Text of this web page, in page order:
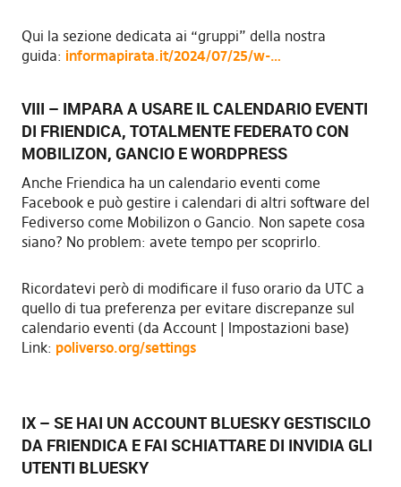
Qui la sezione dedicata ai “gruppi” della nostra
guida: informapirata.it/2024/07/25/w-…
VIII – IMPARA A USARE IL CALENDARIO EVENTI
DI FRIENDICA, TOTALMENTE FEDERATO CON
MOBILIZON, GANCIO E WORDPRESS
Anche Friendica ha un calendario eventi come
Facebook e può gestire i calendari di altri software del
Fediverso come Mobilizon o Gancio. Non sapete cosa
siano? No problem: avete tempo per scoprirlo.
Ricordatevi però di modificare il fuso orario da UTC a
quello di tua preferenza per evitare discrepanze sul
calendario eventi (da Account | Impostazioni base)
Link: poliverso.org/settings
IX – SE HAI UN ACCOUNT BLUESKY GESTISCILO
DA FRIENDICA E FAI SCHIATTARE DI INVIDIA GLI
UTENTI BLUESKY